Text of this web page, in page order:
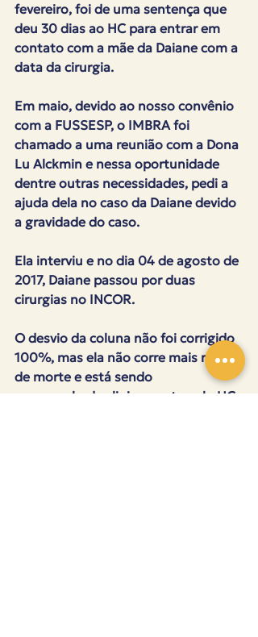
fevereiro, foi de uma sentença que
deu 30 dias ao HC para entrar em
contato com a mãe da Daiane com a
data da cirurgia.
Em maio, devido ao nosso convênio
com a FUSSESP, o IMBRA foi
chamado a uma reunião com a Dona
Lu Alckmin e nessa oportunidade
dentre outras necessidades, pedi a
ajuda dela no caso da Daiane devido
a gravidade do caso.
Ela interviu e no dia 04 de agosto de
2017, Daiane passou por duas
cirurgias no INCOR.
O desvio da coluna não foi corrigido
100%, mas ela não corre mais risco
de morte e está sendo
acompanhada clinicamente pelo HC